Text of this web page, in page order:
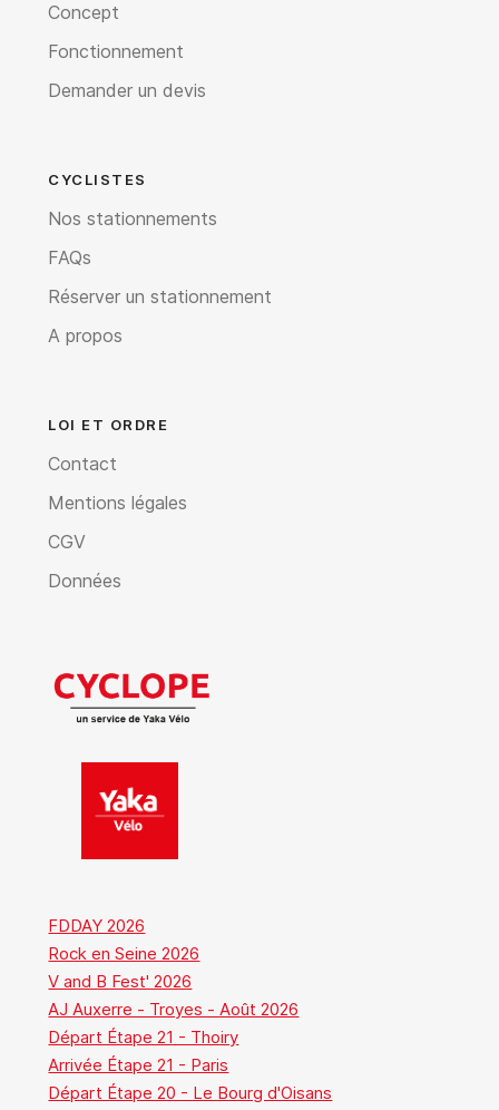
CYCLISTES
Nos stationnements
FAQs
Réserver un stationnement
A propos
LOI ET ORDRE
Contact
Mentions légales
CGV
Données
Concept
Fonctionnement
Demander un devis
FDDAY 2026
Rock en Seine 2026
V and B Fest' 2026
AJ Auxerre - Troyes - Août 2026
Départ Étape 21 - Thoiry
Arrivée Étape 21 - Paris
Départ Étape 20 - Le Bourg d'Oisans